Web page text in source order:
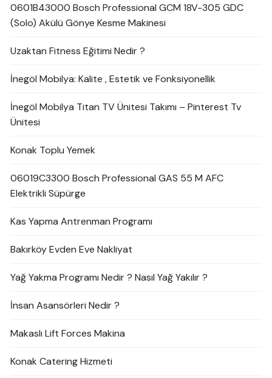
0601B43000 Bosch Professional GCM 18V-305 GDC
(Solo) Akülü Gönye Kesme Makinesi
Uzaktan Fitness Eğitimi Nedir ?
İnegöl Mobilya: Kalite , Estetik ve Fonksiyonellik
İnegöl Mobilya Titan TV Ünitesi Takımı – Pinterest Tv
Ünitesi
Konak Toplu Yemek
06019C3300 Bosch Professional GAS 55 M AFC
Elektrikli Süpürge
Kas Yapma Antrenman Programı
Bakırköy Evden Eve Nakliyat
Yağ Yakma Programı Nedir ? Nasıl Yağ Yakılır ?
İnsan Asansörleri Nedir ?
Makaslı Lift Forces Makina
Konak Catering Hizmeti